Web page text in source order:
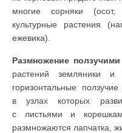
многие сорняки
культурные растения
ежевика).
Размножение
растений земляники и
горизонтальные
в узлах которых
с листьями и
размножаются лапчатка,